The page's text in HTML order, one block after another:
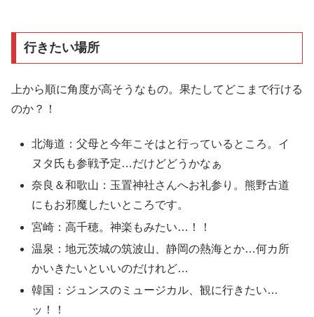
行きたい場所
上から順に角度が高そうなもの。果たしてどこまで行ける
のか？！
北海道：父母と今年こそはと行っているところ。イ
ヌタ氏も参戦予定…だけどどうかなぁ
奈良＆和歌山：玉置神社さんへお礼参り。熊野古道
にもお邪魔したいところです。
宮崎：高千穂。神楽もみたい…！！
温泉：地元茨城の筑波山、静岡の熱海とか…何カ所
かいきたいといいのだけれど…
韓国：ジュンスのミュージカル、観に行きたい…
ッ！！